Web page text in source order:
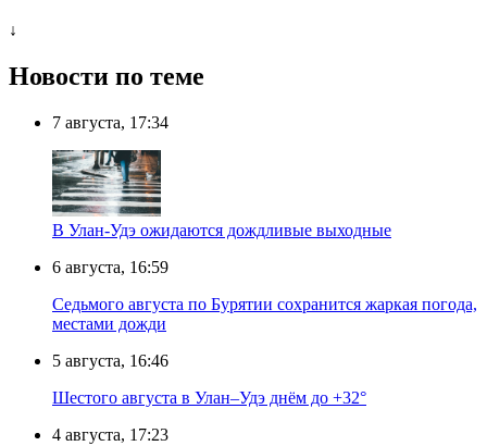
↓
Новости по теме
7 августа, 17:34
В Улан-Удэ ожидаются дождливые выходные
6 августа, 16:59
Седьмого августа по Бурятии сохранится жаркая погода,
местами дожди
5 августа, 16:46
Шестого августа в Улан–Удэ днём до +32°
4 августа, 17:23